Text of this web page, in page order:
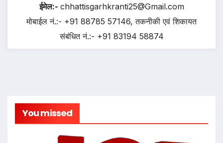
ईमेल:- chhattisgarhkranti25@Gmail.com
मोबाईल नं.:- +91 88785 57146, तकनीकी एवं शिकायत
संबंधित नं.:- +91 83194 58874
You missed